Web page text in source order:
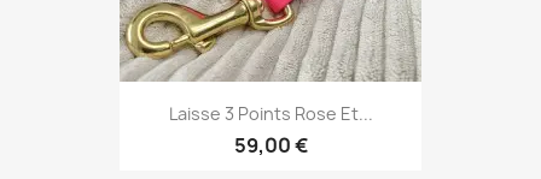
Laisse 3 Points Rose Et...
59,00 €